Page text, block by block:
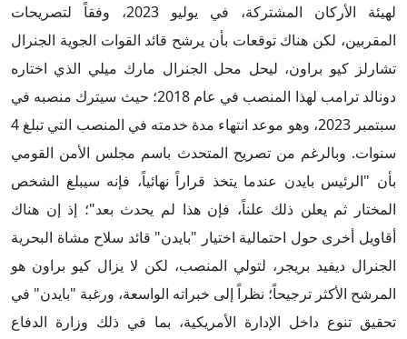
لهيئة الأركان المشتركة، في يوليو 2023، وفقاً لتصريحات
المقربين، لكن هناك توقعات بأن يرشح قائد القوات الجوية الجنرال
تشارلز كيو براون، ليحل محل الجنرال مارك ميلي الذي اختاره
دونالد ترامب لهذا المنصب في عام 2018؛ حيث سيترك منصبه في
سبتمبر 2023، وهو موعد انتهاء مدة خدمته في المنصب التي تبلغ 4
سنوات. وبالرغم من تصريح المتحدث باسم مجلس الأمن القومي
بأن "الرئيس بايدن عندما يتخذ قراراً نهائياً، فإنه سيبلغ الشخص
المختار ثم يعلن ذلك علناً، فإن هذا لم يحدث بعد"؛ إذ إن هناك
أقاويل أخرى حول احتمالية اختيار "بايدن" قائد سلاح مشاة البحرية
الجنرال ديفيد بريجر، لتولي المنصب، لكن لا يزال كيو براون هو
المرشح الأكثر ترجيحاً؛ نظراً إلى خبراته الواسعة، ورغبة "بايدن" في
تحقيق تنوع داخل الإدارة الأمريكية، بما في ذلك وزارة الدفاع